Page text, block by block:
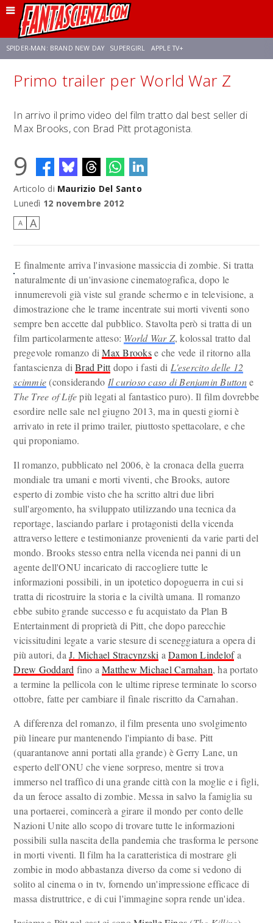
SPIDER-MAN: BRAND NEW DAY SUPERGIRL APPLE TV+
FRANCO RICCIARDIELLO ZENDAYA STAR TREK AVENGERS: DOOMSDAY
NETFLIX SADIE SINK STAR TREK: STRANGE NEW WORLDS
Primo trailer per World War Z
In arrivo il primo video del film tratto dal best seller di
Max Brooks, con Brad Pitt protagonista.
9
Articolo di Maurizio Del Santo
Lunedì 12 novembre 2012
A A
E finalmente arriva l'invasione massiccia di zombie. Si tratta
naturalmente di un'invasione cinematografica, dopo le
innumerevoli già viste sul grande schermo e in televisione, a
dimostrazione che le trame incentrate sui morti viventi sono
sempre ben accette dal pubblico. Stavolta però si tratta di un
film particolarmente atteso: World War Z, kolossal tratto dal
pregevole romanzo diMax Brookse che vede il ritorno alla
fantascienza diBrad Pittdopo i fasti di L'esercito delle 12
scimmie(considerando Il curioso caso di Benjamin Buttone
The Tree of Lifepiù legati al fantastico puro). Il film dovrebbe
esordire nelle sale nel giugno 2013, ma in questi giorni è
arrivato in rete il primo trailer, piuttosto spettacolare, e che
qui proponiamo.
Il romanzo, pubblicato nel 2006, è la cronaca della guerra
mondiale tra umani e morti viventi, che Brooks, autore
esperto di zombie visto che ha scritto altri due libri
sull'argomento, ha sviluppato utilizzando una tecnica da
reportage, lasciando parlare i protagonisti della vicenda
attraverso lettere e testimonianze provenienti da varie parti del
mondo. Brooks stesso entra nella vicenda nei panni di un
agente dell'ONU incaricato di raccogliere tutte le
informazioni possibili, in un ipotetico dopoguerra in cui si
tratta di ricostruire la storia e la civiltà umana. Il romanzo
ebbe subito grande successo e fu acquistato da Plan B
Entertainment di proprietà di Pitt, che dopo parecchie
vicissitudini legate a varie stesure di sceneggiatura a opera di
più autori, daJ. Michael Stracynzski aDamon Lindelofa
Drew Goddard fino aMatthew Michael Carnahan, ha portato
a termine la pellicola con le ultime riprese terminate lo scorso
ottobre, fatte per cambiare il finale riscritto da Carnahan.
A differenza del romanzo, il film presenta uno svolgimento
più lineare pur mantenendo l'impianto di base. Pitt
(quarantanove anni portati alla grande) è Gerry Lane, un
esperto dell'ONU che viene sorpreso, mentre si trova
immerso nel traffico di una grande città con la moglie e i figli,
da un feroce assalto di zombie. Messa in salvo la famiglia su
una portaerei, comincerà a girare il mondo per conto delle
Nazioni Unite allo scopo di trovare tutte le informazioni
possibili sulla nascita della pandemia che trasforma le persone
in morti viventi. Il film ha la caratteristica di mostrare gli
zombie in modo abbastanza diverso da come si vedono di
solito al cinema o in tv, fornendo un'impressione efficace di
massa distruttrice, e di cui l'immagine sopra rende un'idea.